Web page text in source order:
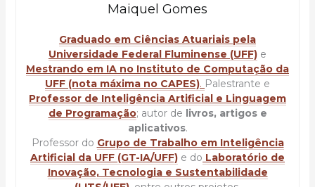
Maiquel Gomes
Graduado em Ciências Atuariais pela
Universidade Federal Fluminense (UFF) e
Mestrando em IA no Instituto de Computação da
UFF (nota máxima no CAPES). Palestrante e
Professor de Inteligência Artificial e Linguagem
de Programação; autor de livros, artigos e
aplicativos.
Professor do Grupo de Trabalho em Inteligência
Artificial da UFF (GT-IA/UFF) e do Laboratório de
Inovação, Tecnologia e Sustentabilidade